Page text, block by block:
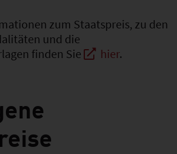
zum Staatspreis, zu den
und die
finden Sie
hier.